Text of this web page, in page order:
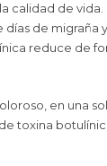
calidad de vida.
de migraña
reduce de
en una
toxina